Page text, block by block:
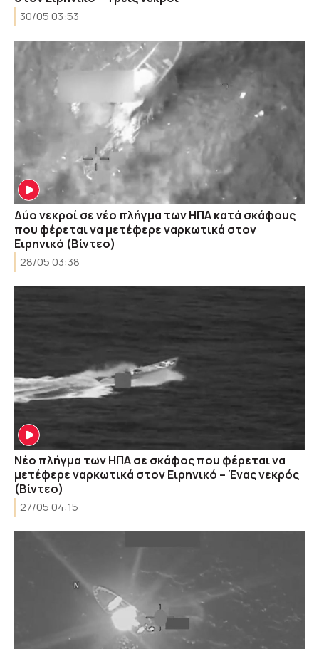
30/05 03:53
Δύο νεκροί σε νέο πλήγμα των ΗΠΑ κατά σκάφους
που φέρεται να μετέφερε ναρκωτικά στον
Ειρηνικό (Βίντεο)
28/05 03:38
Νέο πλήγμα των ΗΠΑ σε σκάφος που φέρεται να
μετέφερε ναρκωτικά στον Ειρηνικό – Ένας νεκρός
(Βίντεο)
27/05 04:15